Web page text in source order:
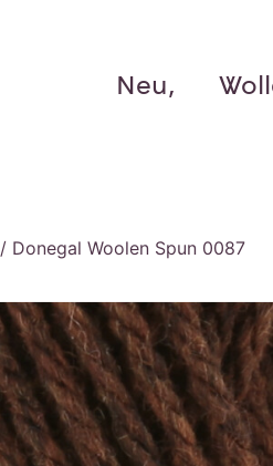
Neu,
/ Donegal Woolen Spun 0087